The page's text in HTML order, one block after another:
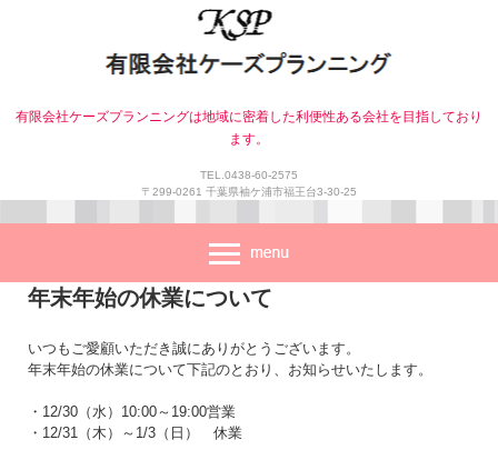
有限会社ケーズプランニングは地域に密着した利便性ある会社を目指しており
ます。
TEL.0438-60-2575
〒299-0261 千葉県袖ケ浦市福王台3-30-25
年末年始の休業について
いつもご愛顧いただき誠にありがとうございます。
年末年始の休業について下記のとおり、お知らせいたします。
・12/30（水）10:00～19:00営業
・12/31（木）～1/3（日） 休業